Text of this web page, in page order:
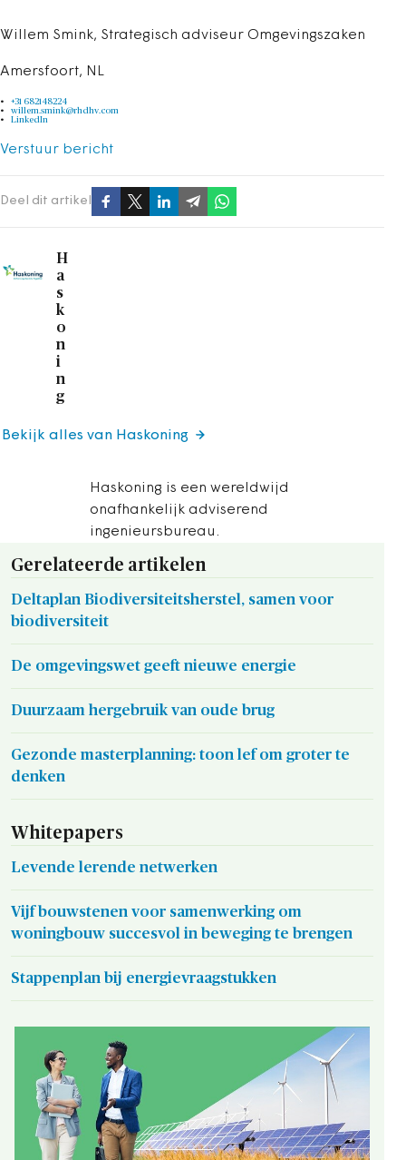
Willem Smink, Strategisch adviseur Omgevingszaken
Amersfoort, NL
+31 682148224
willem.smink@rhdhv.com
LinkedIn
Verstuur bericht
Deel dit artikel
H
a
s
k
o
n
i
n
g
Haskoning is een wereldwijd
onafhankelijk adviserend
ingenieursbureau.
Bekijk alles van Haskoning
Gerelateerde artikelen
Deltaplan Biodiversiteitsherstel, samen voor
biodiversiteit
De omgevingswet geeft nieuwe energie
Duurzaam hergebruik van oude brug
Gezonde masterplanning: toon lef om groter te
denken
Whitepapers
Levende lerende netwerken
Vijf bouwstenen voor samenwerking om
woningbouw succesvol in beweging te brengen
Stappenplan bij energievraagstukken